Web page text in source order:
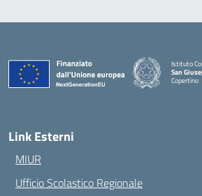
Istituto
San
Copertino
Link Esterni
MIUR
Ufficio Scolastico Regionale